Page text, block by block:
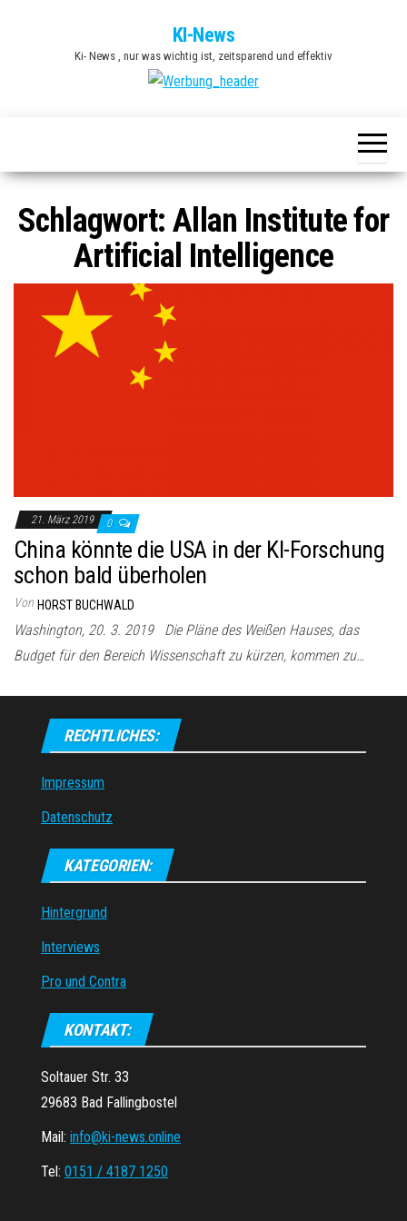
KI-News
Ki- News , nur was wichtig ist, zeitsparend und effektiv
Schlagwort:Allan Institute for
Artificial Intelligence
21. März 2019 0
China könnte die USA in der KI-Forschung
schon bald überholen
Von HORST BUCHWALD
Washington, 20. 3. 2019 Die Pläne des Weißen Hauses, das
Budget für den Bereich Wissenschaft zu kürzen, kommen zu…
RECHTLICHES:
Impressum
Datenschutz
KATEGORIEN:
Hintergrund
Interviews
Pro und Contra
KONTAKT:
Soltauer Str. 33
29683 Bad Fallingbostel
Mail: info@ki-news.online
Tel: 0151 / 4187 1250